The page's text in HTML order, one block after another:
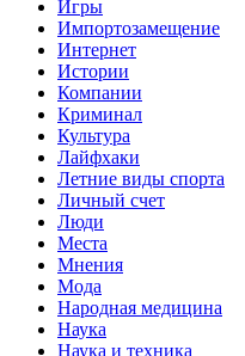
Игры
Импортозамещение
Интернет
Истории
Компании
Криминал
Культура
Лайфхаки
Летние виды спорта
Личный счет
Люди
Места
Мнения
Мода
Народная медицина
Наука
Наука и техника